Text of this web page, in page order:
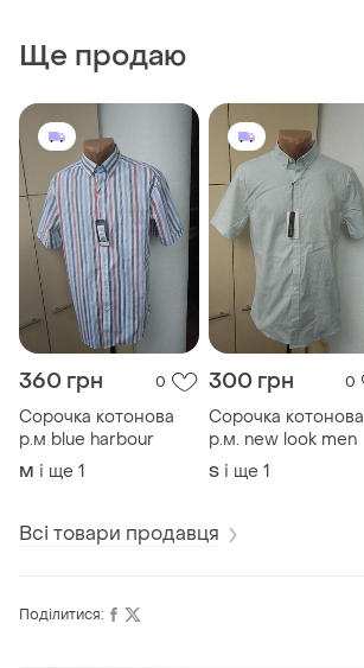
Ще продаю
360 грн 0
Сорочка котонова
р.м blue harbour
M і ще 1
300 грн 0
Сорочка котонова
р.м. new look men
S і ще 1
Всі товари продавця
Поділитися: